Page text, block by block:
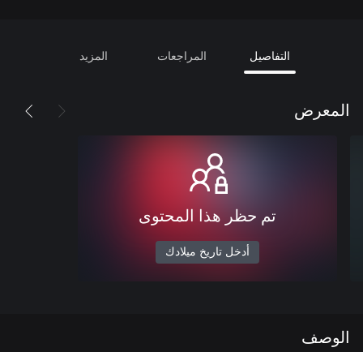
التفاصيل المراجعات المزيد
المعرض
تم حظر هذا المحتوى
أدخل تاريخ ميلادك
الوصف